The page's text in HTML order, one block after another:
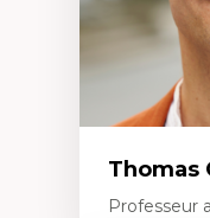
Thomas
Professeur